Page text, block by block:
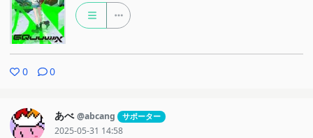
0 0
あべ @abcang サポーター
2025-05-31 14:58